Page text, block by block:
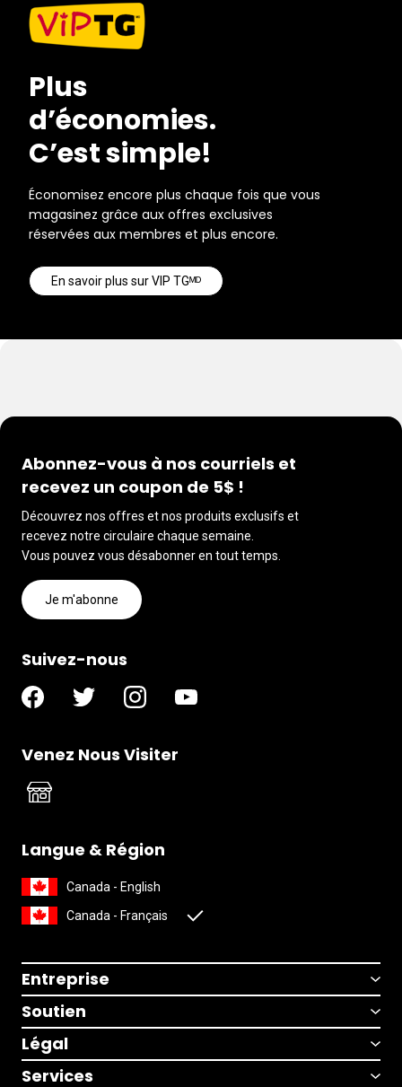
Plus
d’économies.
C’est simple!
Économisez encore plus chaque fois que vous
magasinez grâce aux offres exclusives
réservées aux membres et plus encore.
En savoir plus sur VIP TGᴹᴰ
Abonnez-vous à nos courriels et
recevez un coupon de 5$ !
Découvrez nos offres et nos produits exclusifs et
recevez notre circulaire chaque semaine.
Vous pouvez vous désabonner en tout temps.
Je m'abonne
Suivez-nous
Venez Nous Visiter
Langue & Région
Canada - English
Canada - Français
Entreprise
Soutien
Légal
Services